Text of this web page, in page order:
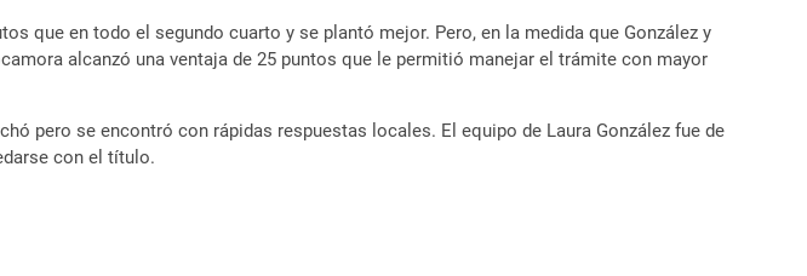
que en todo el segundo cuarto y se plantó mejor. Pero, en la medida que González y
alcanzó una ventaja de 25 puntos que le permitió manejar el trámite con mayor
pero se encontró con rápidas respuestas locales. El equipo de Laura González fue de
con el título.